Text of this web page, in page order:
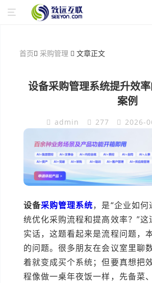
首页 采购管理 文章正文
设备采购管理系统提升效
案例
admin 277 2026-
设备采购管理系统，是“企业如
统优化采购流程和提高效率？”
实话，这题看起来是流程问题，
的问题。很多朋友在会议室里聊
着就变成买个系统；但要真想把
程像做一桌年夜饭一样，先备菜